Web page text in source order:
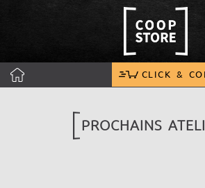
CLICK &
PROCHAINS